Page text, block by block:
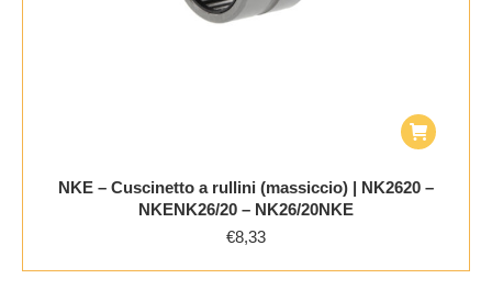
NKE – Cuscinetto a rullini (massiccio) | NK2620 –
NKENK26/20 – NK26/20NKE
€8,33